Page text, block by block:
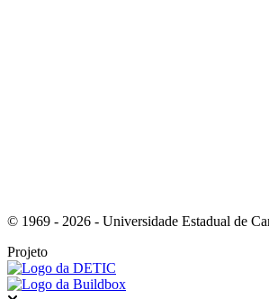
© 1969 - 2026 - Universidade Estadual de
Projeto